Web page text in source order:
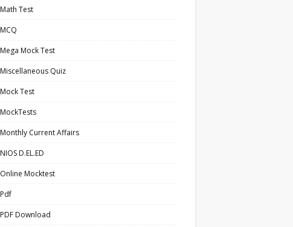
Math Test
MCQ
Mega Mock Test
Miscellaneous Quiz
Mock Test
MockTests
Monthly Current Affairs
NIOS D.EL.ED
Online Mocktest
Pdf
PDF Download